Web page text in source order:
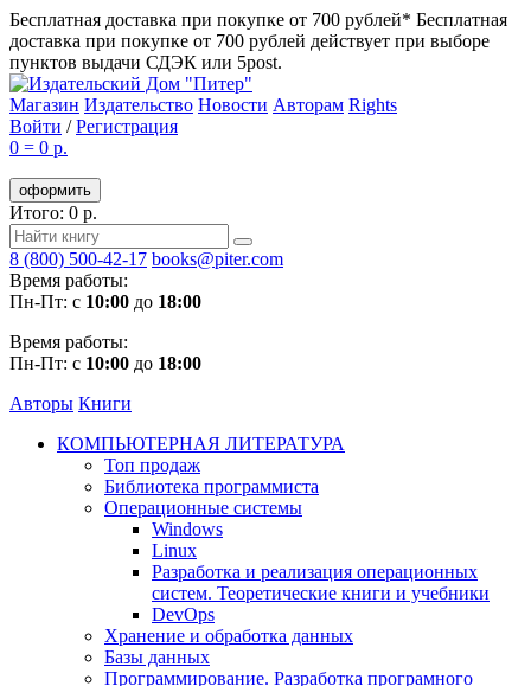
Бесплатная доставка при покупке от 700 рублей* Бесплатная
доставка при покупке от 700 рублей действует при выборе
пунктов выдачи СДЭК или 5post.
Магазин Издательство Новости Авторам Rights
Войти /Регистрация
0 = 0 р.
оформить
Итого: 0 р.
8 (800) 500-42-17 books@piter.com
Время работы:
Пн-Пт: с 10:00 до 18:00
Время работы:
Пн-Пт: с 10:00 до 18:00
Авторы Книги
КОМПЬЮТЕРНАЯ ЛИТЕРАТУРА
Топ продаж
Библиотека программиста
Операционные системы
Windows
Linux
Разработка и реализация операционных
систем. Теоретические книги и учебники
DevOps
Хранение и обработка данных
Базы данных
Программирование. Разработка програмного